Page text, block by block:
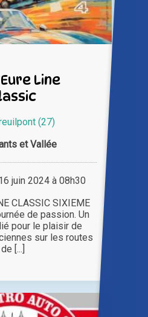
Line
(27)
et Vallée
juin 2024 à 08h30
CLASSIC SIXIEME
de passion. Un
pour le plaisir de
sur les routes
de [...]